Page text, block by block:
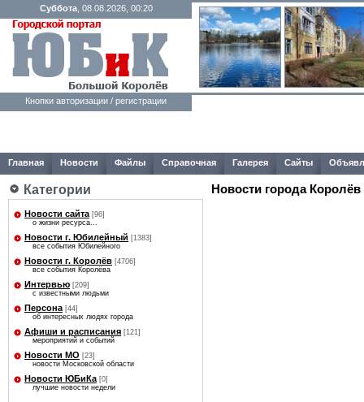
Суббота, 08.08.2026, 00:20
Кнопки авторизации / регистрации
Главная Новости Файлы Справочная Галерея Сайты
Категории
Новости сайта [96]
о жизни ресурса...
Новости г. Юбилейный [1383]
все события Юбилейного
Новости г. Королёв [4706]
все события Королёва
Интервью [209]
с известными людьми
Персона [44]
об интересных людях города
Афиши и расписания [121]
мероприятий и событий
Новости МО [23]
новости Московской области
Новости ЮБиКа [0]
лучшие новости недели
Новости города Королёв